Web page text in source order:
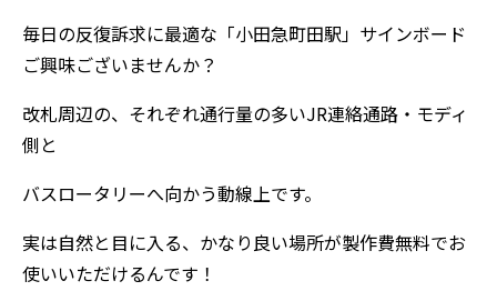
毎日の反復訴求に最適な「小田急町田駅」サインボード
ご興味ございませんか？
改札周辺の、それぞれ通行量の多いJR連絡通路・モディ
側と
バスロータリーへ向かう動線上です。
実は自然と目に入る、かなり良い場所が製作費無料でお
使いいただけるんです！